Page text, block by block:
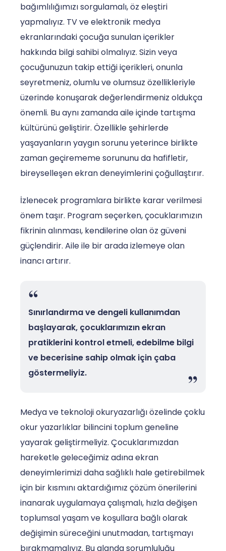
bağımlılığımızı sorgulamalı, öz eleştiri
yapmalıyız. TV ve elektronik medya
ekranlarındaki çocuğa sunulan içerikler
hakkında bilgi sahibi olmalıyız. Sizin veya
çocuğunuzun takip ettiği içerikleri, onunla
seyretmeniz, olumlu ve olumsuz özellikleriyle
üzerinde konuşarak değerlendirmeniz oldukça
önemli. Bu aynı zamanda aile içinde tartışma
kültürünü geliştirir. Özellikle şehirlerde
yaşayanların yaygın sorunu yeterince birlikte
zaman geçirememe sorununu da hafifletir,
bireyselleşen ekran deneyimlerini çoğullaştırır.
İzlenecek programlara birlikte karar verilmesi
önem taşır. Program seçerken, çocuklarımızın
fikrinin alınması, kendilerine olan öz güveni
güçlendirir. Aile ile bir arada izlemeye olan
inancı artırır.
Sınırlandırma ve dengeli kullanımdan
başlayarak, çocuklarımızın ekran
pratiklerini kontrol etmeli, edebilme bilgi
ve becerisine sahip olmak için çaba
göstermeliyiz.
Medya ve teknoloji okuryazarlığı özelinde çoklu
okur yazarlıklar bilincini toplum geneline
yayarak geliştirmeliyiz. Çocuklarımızdan
hareketle geleceğimiz adına ekran
deneyimlerimizi daha sağlıklı hale getirebilmek
için bir kısmını aktardığımız çözüm önerilerini
inanarak uygulamaya çalışmalı, hızla değişen
toplumsal yaşam ve koşullara bağlı olarak
değişimin süreceğini unutmadan, tartışmayı
bırakmamalıyız. Bu alanda sorumluluğu